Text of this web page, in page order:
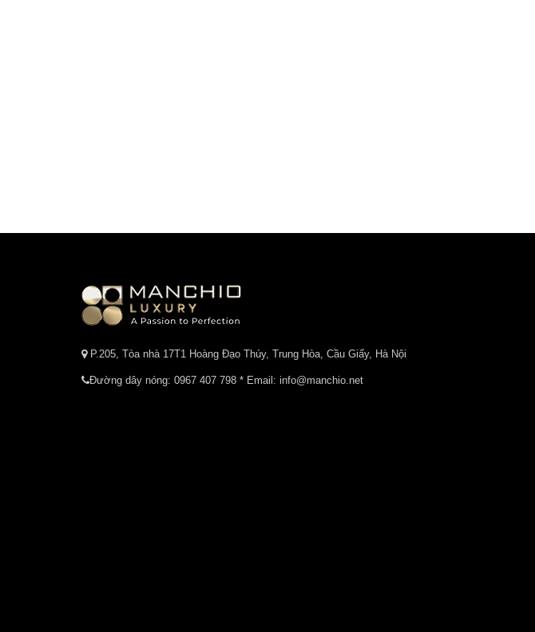
P.205, Tòa nhà 17T1 Hoàng Đạo Thúy, Trung Hòa, Cầu Giấy, Hà Nội
Đường dây nóng: 0967 407 798 * Email: info@manchio.net